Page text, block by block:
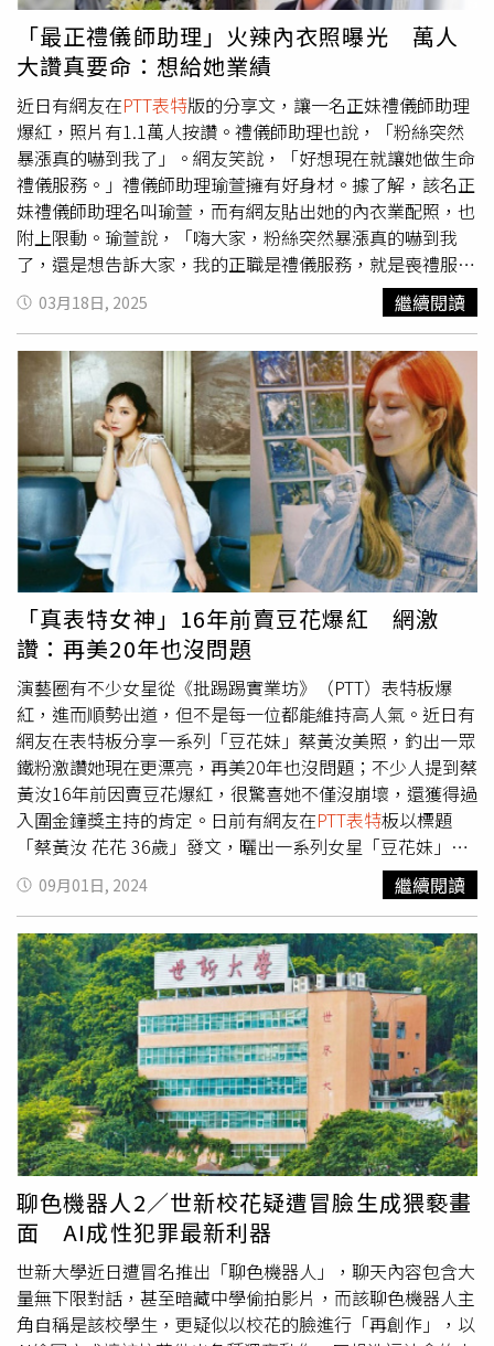
追蹤。既是不折不扣的演藝圈新鮮人，也是未曾被大家注意
到的超級潛力股。（圖／翻攝IG／_yuennn_）（圖／翻攝
IG／_yuennn_）鄭宇恩今年3月才在IG發文分享了這支廣告
的拍攝花絮，表示：「拍攝那天跟大家一起你是風兒我是沙
～在沙漠裡度過中秋節。」吸引網友們留言朝聖：「每次經
過都貼很近研究，想說是Ai吧怎麼會有這麼美的人，終於找
到本尊！」、「我經常看到（廣告），想說這女孩子好美，
結果就看到本人ig」、「超美！以為是日本人！」 在
Instagram 查看這則貼文 從 Instagram 分享的貼文
「最正禮儀師助理」火辣內衣照曝光 萬人
大讚真要命：想給她業績
近日有網友在PTT表特版的分享文，讓一名正妹禮儀師助理
爆紅，照片有1.1萬人按讚。禮儀師助理也說，「粉絲突然
暴漲真的嚇到我了」。網友笑說，「好想現在就讓她做生命
禮儀服務。」禮儀師助理瑜萱擁有好身材。據了解，該名正
妹禮儀師助理名叫瑜萱，而有網友貼出她的內衣業配照，也
附上限動。瑜萱說，「嗨大家，粉絲突然暴漲真的嚇到我
了，還是想告訴大家，我的正職是禮儀服務，就是喪禮服務
啦，不是在前面比手勢的禮生呦」。瑜萱表示，因為職業道
德等問題，她不太會分享工作和生活，不過有拍美照還是會
跟大家分享，「好啦，老話一句，有需要禮儀服務可以找我
呦」。不少網友紛紛留言「想給她業績」、「好想現在就讓
她做生命禮儀服務」、「推文打算用生命幫她做業績嗎」、
「真要命先預約了」、「太大了吧」、「這身材太強了
吧」、「禮儀誠意滿滿」、「工作忙碌卻能維持這麼好的身
材實在很厲害」、「做功德的工作，讚」、「太頂了」。網
友表示，想給她業績。
03月18日, 2025 繼續閱讀
「真表特女神」16年前賣豆花爆紅 網激
讚：再美20年也沒問題
演藝圈有不少女星從《批踢踢實業坊》（PTT）表特板爆
紅，進而順勢出道，但不是每一位都能維持高人氣。近日有
網友在表特板分享一系列「豆花妹」蔡黃汝美照，釣出一眾
鐵粉激讚她現在更漂亮，再美20年也沒問題；不少人提到蔡
黃汝16年前因賣豆花爆紅，很驚喜她不僅沒崩壞，還獲得過
入圍金鐘獎主持的肯定。日前有網友在PTT表特板以標題
「蔡黃汝 花花 36歲」發文，曬出一系列女星「豆花妹」蔡
黃汝在不同時期的美照，還有鐵粉在底下留言補充蔡黃汝剛
出道時期的照片，大讚36歲的她和16年前沒有太大差異；
有不少人也想起蔡黃汝當年在台灣故事館賣豆花，清純可人
的模樣。貼文一出不到1天時間，就被PTT鄉民推爆，幾乎
一面倒稱讚蔡黃汝是真正「表特」出產的明星，說她是「真
表特女神」也不為過，紛紛激推「比20幾歲時多了一股成熟
美」、「保持超好」、「很純的正妹，個性也好」、「現在
更漂亮，有氣場的那種美」、「為什麼不會老？」。有不少
人更對於蔡黃汝近年在工作上表現驚豔，「她真的很認真在
每個工作上，新劇無罪推定還全台語演出，唱歌也進步很
多」、「她開始主持節目才發現她很厲害」、「《飢餓遊
戲》有入圍金鐘節目主持，值得肯定啊」、「她有找到自己
的路，包袱丟得掉也玩得起」。有不少網友激讚蔡黃汝現在
比以前還漂亮。（圖／翻攝自《批踢踢實業坊》表特板）蔡
黃汝在2008年因為一張在台灣故事館打工賣豆花的照片，
引起網友討論，被經紀公司看中，進入演藝圈後，也以甜美
清新氣質擄獲大票粉絲。
09月01日, 2024 繼續閱讀
聊色機器人2／世新校花疑遭冒臉生成猥褻畫
面 AI成性犯罪最新利器
世新大學近日遭冒名推出「聊色機器人」，聊天內容包含大
量無下限對話，甚至暗藏中學偷拍影片，而該聊色機器人主
角自稱是該校學生，更疑似以校花的臉進行「再創作」，以